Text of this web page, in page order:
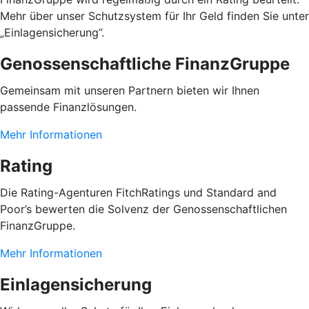
Mehr über unser Schutzsystem für Ihr Geld finden Sie unter
„Einlagensicherung”.
Genossenschaftliche FinanzGruppe
Gemeinsam mit unseren Partnern bieten wir Ihnen
passende Finanzlösungen.
Mehr Informationen
Rating
Die Rating-Agenturen FitchRatings und Standard and
Poor’s bewerten die Solvenz der Genossenschaftlichen
FinanzGruppe.
Mehr Informationen
Einlagensicherung